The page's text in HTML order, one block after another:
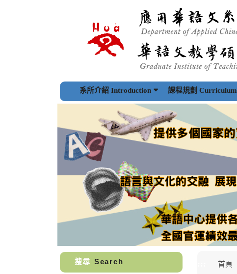
系所介紹 Introduction 課程規劃 Curriculum
搜尋 Search 首頁